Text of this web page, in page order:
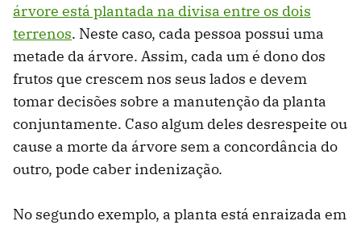
árvore está plantada na divisa entre os dois
terrenos. Neste caso, cada pessoa possui uma
metade da árvore. Assim, cada um é dono dos
frutos que crescem nos seus lados e devem
tomar decisões sobre a manutenção da planta
conjuntamente. Caso algum deles desrespeite ou
cause a morte da árvore sem a concordância do
outro, pode caber indenização.
No segundo exemplo, a planta está enraizada em